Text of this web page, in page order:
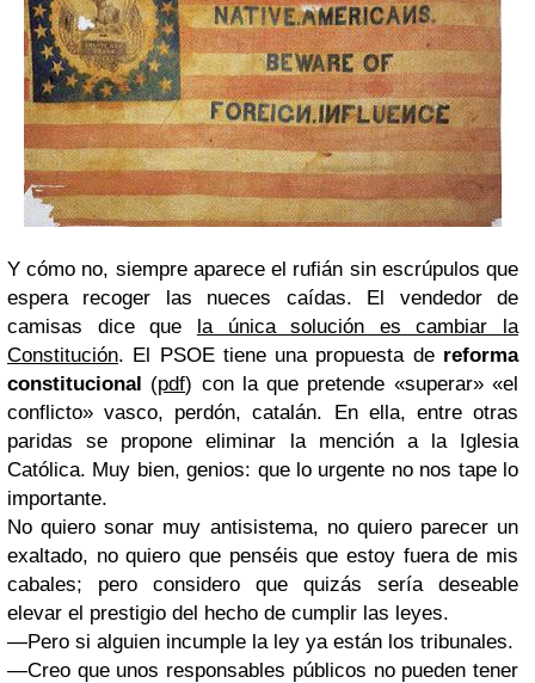
Y cómo no, siempre aparece el rufián sin escrúpulos que
espera recoger las nueces caídas. El vendedor de
camisas dice que la única solución es cambiar la
Constitución. El PSOE tiene una propuesta de reforma
constitucional (pdf) con la que pretende «superar» «el
conflicto» vasco, perdón, catalán. En ella, entre otras
paridas se propone eliminar la mención a la Iglesia
Católica. Muy bien, genios: que lo urgente no nos tape lo
importante.
No quiero sonar muy antisistema, no quiero parecer un
exaltado, no quiero que penséis que estoy fuera de mis
cabales; pero considero que quizás sería deseable
elevar el prestigio del hecho de cumplir las leyes.
—Pero si alguien incumple la ley ya están los tribunales.
—Creo que unos responsables públicos no pueden tener